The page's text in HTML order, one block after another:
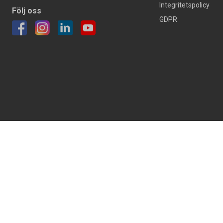
Följ oss
Integritetspolicy
GDPR